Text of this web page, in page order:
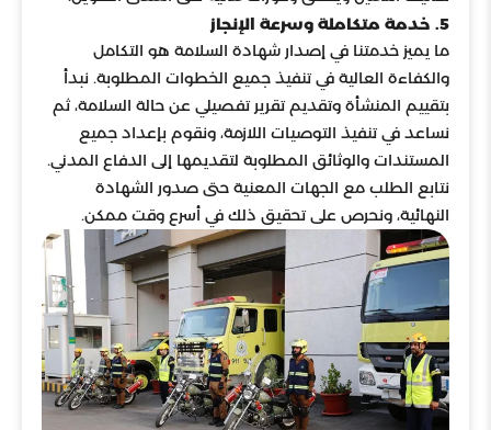
5. خدمة متكاملة وسرعة الإنجاز
ما يميز خدمتنا في إصدار شهادة السلامة هو التكامل
والكفاءة العالية في تنفيذ جميع الخطوات المطلوبة. نبدأ
بتقييم المنشأة وتقديم تقرير تفصيلي عن حالة السلامة، ثم
نساعد في تنفيذ التوصيات اللازمة، ونقوم بإعداد جميع
المستندات والوثائق المطلوبة لتقديمها إلى الدفاع المدني.
نتابع الطلب مع الجهات المعنية حتى صدور الشهادة
النهائية، ونحرص على تحقيق ذلك في أسرع وقت ممكن.